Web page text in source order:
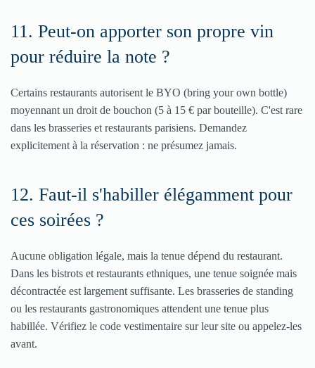
11. Peut-on apporter son propre vin
pour réduire la note ?
Certains restaurants autorisent le BYO (bring your own bottle)
moyennant un droit de bouchon (5 à 15 € par bouteille). C'est rare
dans les brasseries et restaurants parisiens. Demandez
explicitement à la réservation : ne présumez jamais.
12. Faut-il s'habiller élégamment pour
ces soirées ?
Aucune obligation légale, mais la tenue dépend du restaurant.
Dans les bistrots et restaurants ethniques, une tenue soignée mais
décontractée est largement suffisante. Les brasseries de standing
ou les restaurants gastronomiques attendent une tenue plus
habillée. Vérifiez le code vestimentaire sur leur site ou appelez-les
avant.